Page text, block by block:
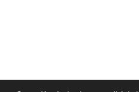
و پیاده سازی ازسیناوب